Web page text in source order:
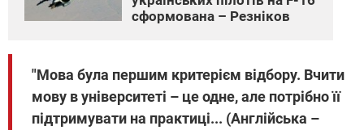
сформована – Резніков
"Мова була першим критерієм відбору. Вчити
мову в університеті – це одне, але потрібно її
підтримувати на практиці... (Англійська –